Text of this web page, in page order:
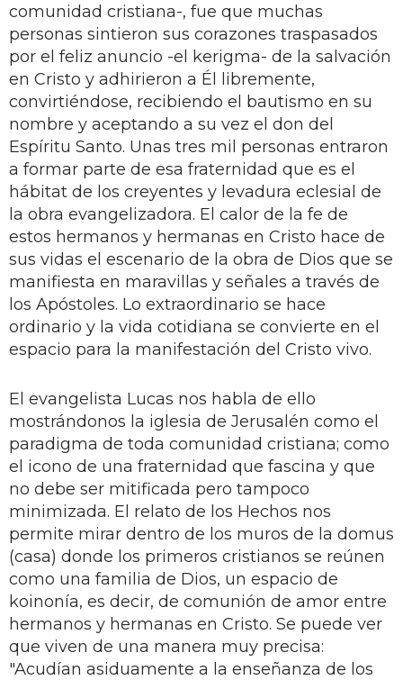
comunidad cristiana-, fue que muchas
personas sintieron sus corazones traspasados
por el feliz anuncio -el kerigma- de la salvación
en Cristo y adhirieron a Él libremente,
convirtiéndose, recibiendo el bautismo en su
nombre y aceptando a su vez el don del
Espíritu Santo. Unas tres mil personas entraron
a formar parte de esa fraternidad que es el
hábitat de los creyentes y levadura eclesial de
la obra evangelizadora. El calor de la fe de
estos hermanos y hermanas en Cristo hace de
sus vidas el escenario de la obra de Dios que se
manifiesta en maravillas y señales a través de
los Apóstoles. Lo extraordinario se hace
ordinario y la vida cotidiana se convierte en el
espacio para la manifestación del Cristo vivo.
El evangelista Lucas nos habla de ello
mostrándonos la iglesia de Jerusalén como el
paradigma de toda comunidad cristiana; como
el icono de una fraternidad que fascina y que
no debe ser mitificada pero tampoco
minimizada. El relato de los Hechos nos
permite mirar dentro de los muros de la domus
(casa) donde los primeros cristianos se reúnen
como una familia de Dios, un espacio de
koinonía, es decir, de comunión de amor entre
hermanos y hermanas en Cristo. Se puede ver
que viven de una manera muy precisa:
"Acudían asiduamente a la enseñanza de los